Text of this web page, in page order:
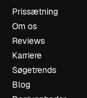
Prissætning
Om os
Reviews
Karriere
Søgetrends
Blog